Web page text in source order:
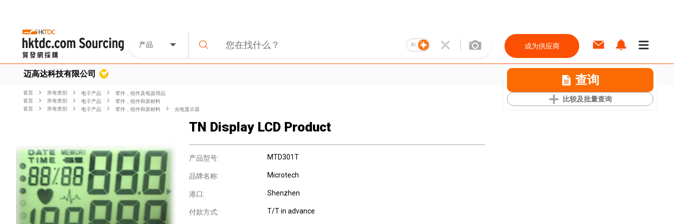
产品 AI 成为供应商
迈高达科技有限公司 查询
比较及批量查询
首页 所有类別 电子产品
零件，组件及电器用品
首页
所有类別 电子产品
零件，组件和原材料
首页
所有类別 电子产品 零件，组件和原材料 光电显示器
TN Display LCD Product
产品型号: MTD301T
品牌名称: Microtech
港口: Shenzhen
付款方式: T/T in advance